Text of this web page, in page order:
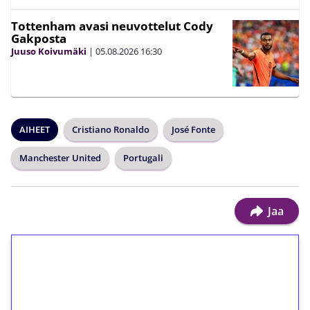
Tottenham avasi neuvottelut Cody
Gakposta
Juuso Koivumäki | 05.08.2026 16:30
AIHEET Cristiano Ronaldo José Fonte
Manchester United Portugali
Jaa